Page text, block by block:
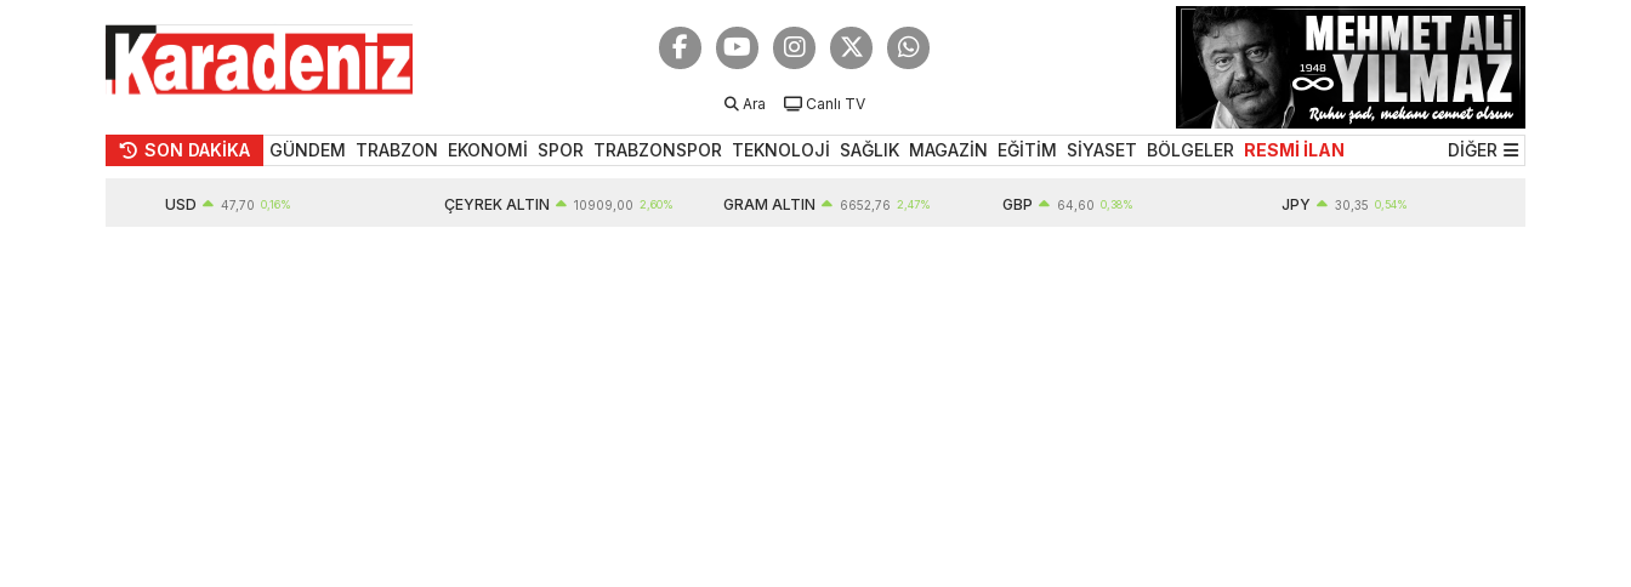
Ara Canlı TV
SON DAKİKA GÜNDEM TRABZON EKONOMİ SPOR TRABZONSPOR TEKNOLOJİ SAĞLIK MAGAZİN EĞİTİM SİYASET BÖLGELER RESMİ İLAN DİĞER
47,70 0,16% ÇEYREK ALTIN 10909,00 2,60% GRAM ALTIN 6652,76 2,47% 64,60 0,38% 30,35 0,54%